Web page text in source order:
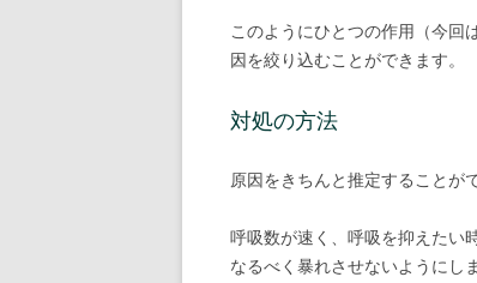
このようにひとつの作用（今回
因を絞り込むことができます。
対処の方法
原因をきちんと推定することが
呼吸数が速く、呼吸を抑えたい
なるべく暴れさせないようにし